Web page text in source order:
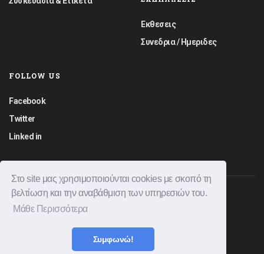
Στο site μας χρησιμοποιούνται cookies με σκοπό τη
βελτίωση και την αναβάθμιση των υπηρεσιών του.
Μάθε Περισσότερα
Συμφωνώ!
Εκθεσεις
Συνεδρια / Ημεριδες
FOLLOW US
Facebook
Twitter
Linked in
Πολιτική Απορρήτου
Bitamin